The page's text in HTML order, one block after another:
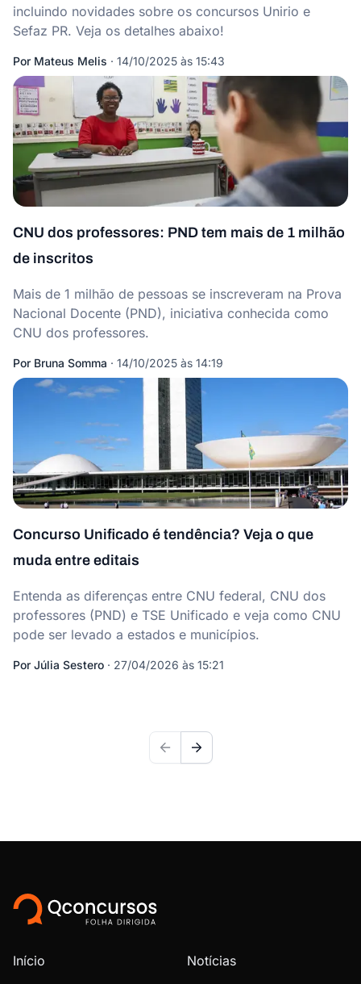
incluindo novidades sobre os concursos Unirio e
Sefaz PR. Veja os detalhes abaixo!
Por Mateus Melis · 14/10/2025 às 15:43
CNU dos professores: PND tem mais de 1 milhão
de inscritos
Mais de 1 milhão de pessoas se inscreveram na Prova
Nacional Docente (PND), iniciativa conhecida como
CNU dos professores.
Por Bruna Somma · 14/10/2025 às 14:19
Concurso Unificado é tendência? Veja o que
muda entre editais
Entenda as diferenças entre CNU federal, CNU dos
professores (PND) e TSE Unificado e veja como CNU
pode ser levado a estados e municípios.
Por Júlia Sestero · 27/04/2026 às 15:21
Início
Notícias